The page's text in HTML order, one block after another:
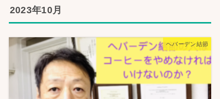
2023年10月
ヘバーデン結節